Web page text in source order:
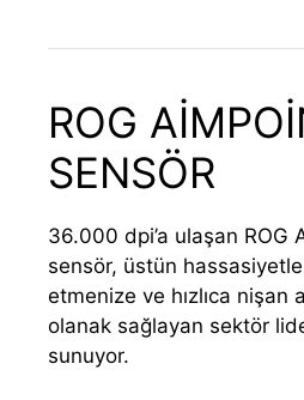
ROG
SENSÖR
36.000 dpi’a ulaşan ROG
sensör, üstün
etmenize ve hızlıca nişan
olanak sağlayan sektör
sunuyor.